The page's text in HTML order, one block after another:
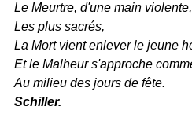
Le Meurtre, d'une main
Les plus sacrés,
La Mort vient enlever le jeune
Et le Malheur s'approche
Au milieu des jours de fête.
Schiller.